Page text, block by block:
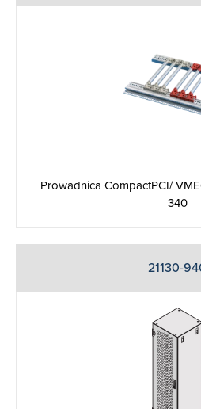
Prowadnica CompactPCI/
340
21130-